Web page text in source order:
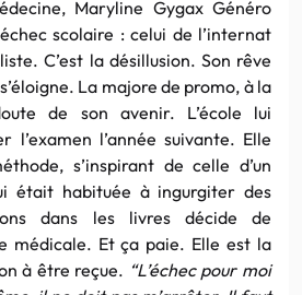
Maryline Gygax Généro
scolaire : celui de l’internat
C’est la désillusion. Son rêve
La majore de promo, à la
de son avenir. L’école lui
l’examen l’année suivante. Elle
s’inspirant de celle d’un
était habituée à ingurgiter des
dans les livres décide de
médicale. Et ça paie. Elle est la
à être reçue. “L’échec pour moi